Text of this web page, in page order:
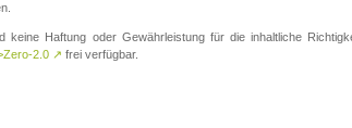
Haftung oder Gewährleistung für die inhaltliche
2.0 ↗ frei verfügbar.